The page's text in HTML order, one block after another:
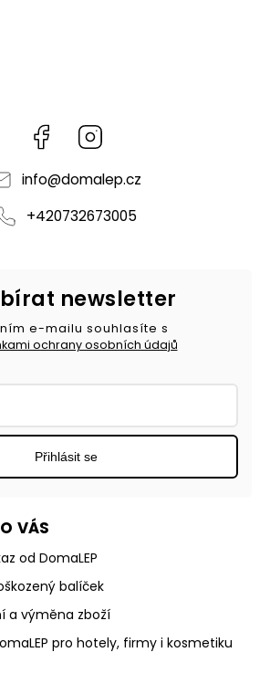
Facebook
info@domalep.cz
+420732673005
VÁS
od DomaLEP
balíček
a výměna zboží
pro hotely, firmy i kosmetiku
newsletter
e-mailu souhlasíte s
ochrany osobních údajů
Přihlásit se